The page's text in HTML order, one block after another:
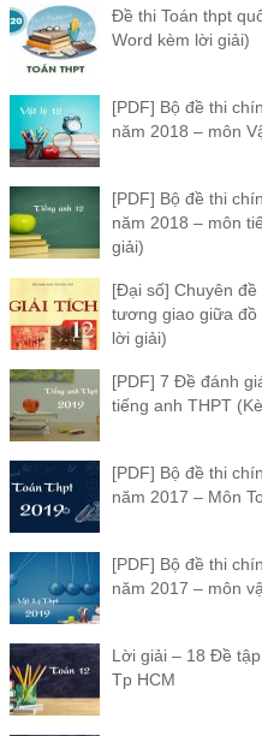
Đề thi Toán thpt
Word kèm lời giải)
[PDF] Bộ đề thi
năm 2018 – môn
[PDF] Bộ đề thi
năm 2018 – môn
giải)
[Đại số] Chuyên đề
tương giao giữa đồ
lời giải)
[PDF] 7 Đề đánh
tiếng anh THPT
[PDF] Bộ đề thi
năm 2017 – Môn
[PDF] Bộ đề thi
năm 2017 – môn
Lời giải – 18 Đề
Tp HCM